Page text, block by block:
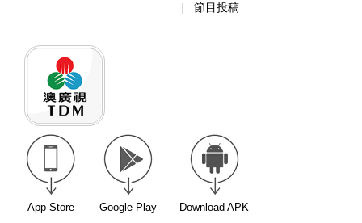
節目投稿
App Store Google Play Download APK